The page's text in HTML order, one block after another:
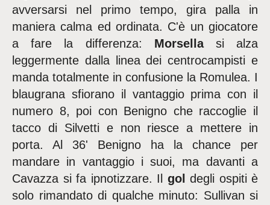
avversarsi nel primo tempo, gira palla in
maniera calma ed ordinata. C'è un giocatore
a fare la differenza: Morsellasi alza
leggermente dalla linea dei centrocampisti e
manda totalmente in confusione la Romulea. I
blaugrana sfiorano il vantaggio prima con il
numero 8, poi con Benigno che raccoglie il
tacco di Silvetti e non riesce a mettere in
porta. Al 36' Benigno ha la chance per
mandare in vantaggio i suoi, ma davanti a
Cavazza si fa ipnotizzare. Il gol degli ospiti è
solo rimandato di qualche minuto: Sullivan si